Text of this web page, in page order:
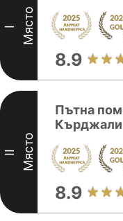
I Място
8.9
II Място
Пътна
Кърджали
8.9